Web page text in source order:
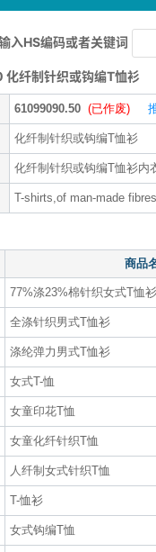
入HS编码或者关键词
纤制针织或钩编T恤衫
61099090.50 (已作废)
化纤制针织或钩编T恤衫
化纤制针织或钩编T恤衫内
T-shirts,of man-made
商品
77%涤23%棉针织女式T恤衫
全涤针织男式T恤衫
涤纶弹力男式T恤衫
女式T-恤
女童印花T恤
女童化纤针织T恤
人纤制女式针织T恤
T-恤衫
女式钩编T恤